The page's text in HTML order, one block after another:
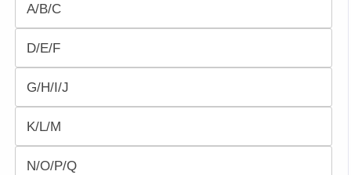
A/B/C
D/E/F
G/H/I/J
K/L/M
N/O/P/Q